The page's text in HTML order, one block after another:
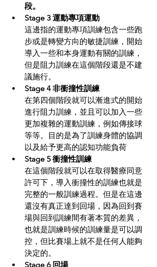
段。
Stage 3 運動專項運動
這邊指的運動專項訓練包含一些跑
步或是轉變方向的敏捷訓練，開始
導入一些和本身運動有關的訓練，
但是阻力訓練在這個階段還是不建
議施行。
Stage 4 非衝撞性訓練
在第四個階段就可以漸進式的開始
進行阻力訓練，並且可以加入一些
更加複雜的運動訓練，例如傳接球
等等。目的是為了訓練身體的協調
以及給予更高的認知功能負荷
Stage 5 衝撞性訓練
在這個階段就可以在取得醫療同意
許可下，導入衝撞性的訓練也就是
完整的一般訓練過程。但是在這邊
還沒有真正達到回場，因為回到賽
場與回到訓練間有著本質的差異，
也就是訓練時候的訓練量是可以調
控，但比賽場上就不是任何人能夠
決定的。
Stage 6 回場